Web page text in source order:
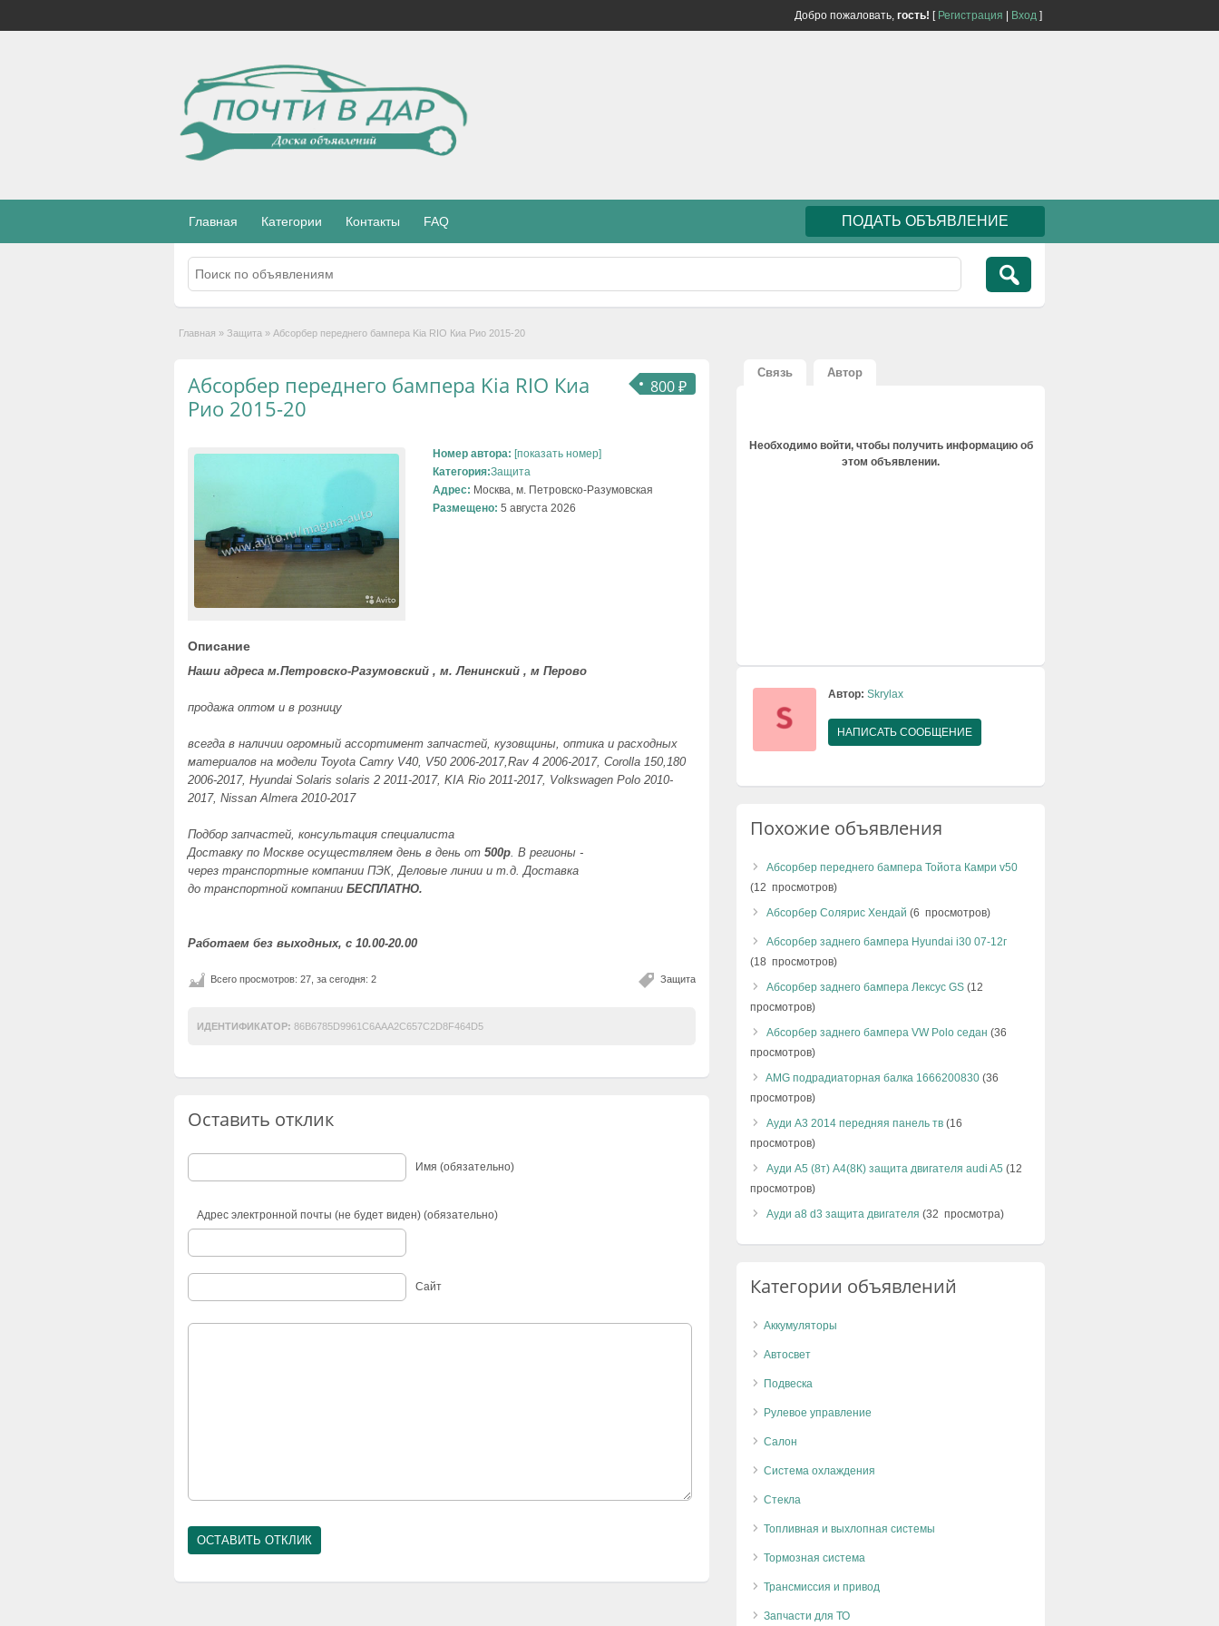
Добро пожаловать, гость! [ Регистрация Вход ]
Главная Категории Контакты FAQ ПОДАТЬ ОБЪЯВЛЕНИЕ
Главная » Защита » Абсорбер переднего бампера Kia RIO Киа Рио 2015-20
800 ₽
Абсорбер переднего бампера Kia RIO Киа
Рио 2015-20
Номер автора: [показать номер]
Категория:Защита
Адрес: Москва, м. Петровско-Разумовская
Размещено: 5 августа 2026
Описание
Наши адреса м.Петровско-Разумовский , м. Ленинский , м Перово
продажа оптом и в розницу
всегда в наличии огромный ассортимент запчастей, кузовщины, оптика и расходных
материалов на модели Toyota Camry V40, V50 2006-2017,Rav 4 2006-2017, Corolla 150,180
2006-2017, Hyundai Solaris solaris 2 2011-2017, KIA Rio 2011-2017, Volkswagen Polo 2010-
2017, Nissan Almera 2010-2017
Подбор запчастей, консультация специалиста
Доставку по Москве осуществляем день в день от 500р . В регионы -
через транспортные компании ПЭК, Деловые линии и т.д. Доставка
до транспортной компании БЕСПЛАТНО.
Работаем без выходных, с 10.00-20.00
Защита
Всего просмотров: 27, за сегодня: 2
ИДЕНТИФИКАТОР: 86B6785D9961C6AAA2C657C2D8F464D5
Оставить отклик
Имя (обязательно)
Адрес электронной почты (не будет виден) (обязательно)
Сайт
Связь Автор
Необходимо войти, чтобы получить информацию об
этом объявлении.
Автор: Skrylax
НАПИСАТЬ СООБЩЕНИЕ
Похожие объявления
Абсорбер переднего бампера Тойота Камри v50
(12 просмотров)
Абсорбер Солярис Хендай (6 просмотров)
Абсорбер заднего бампера Hyundai i30 07-12г
(18 просмотров)
Абсорбер заднего бампера Лексус GS (12
просмотров)
Абсорбер заднего бампера VW Polo седан (36
просмотров)
AMG подрадиаторная балка 1666200830 (36
просмотров)
Ауди А3 2014 передняя панель тв (16
просмотров)
Ауди А5 (8т) А4(8К) защита двигателя audi A5 (12
просмотров)
Ауди a8 d3 защита двигателя (32 просмотра)
Категории объявлений
Аккумуляторы
Автосвет
Подвеска
Рулевое управление
Салон
Система охлаждения
Стекла
Топливная и выхлопная системы
Тормозная система
Трансмиссия и привод
Запчасти для ТО